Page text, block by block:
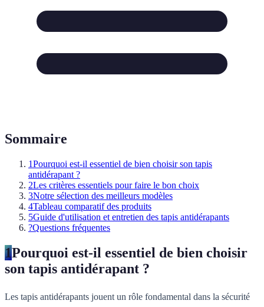
Sommaire
1Pourquoi est-il essentiel de bien choisir son tapis
antidérapant ?
2Les critères essentiels pour faire le bon choix
3Notre sélection des meilleurs modèles
4Tableau comparatif des produits
5Guide d'utilisation et entretien des tapis antidérapants
?Questions fréquentes
1Pourquoi est-il essentiel de bien choisir
son tapis antidérapant ?
Les tapis antidérapants jouent un rôle fondamental dans la sécurité